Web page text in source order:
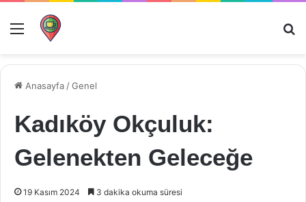
Menü
Anasayfa /Genel
Kadıköy Okçuluk:
Gelenekten Geleceğe
19 Kasım 2024 3 dakika okuma süresi